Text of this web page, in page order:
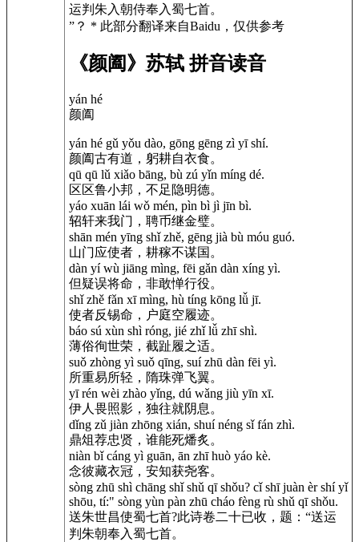
运判朱入朝侍奉入蜀七首。
”？ * 此部分翻译来自Baidu，仅供参考
《颜阖》苏轼 拼音读音
yán hé
颜阖
yán hé gǔ yǒu dào, gōng gēng zì yī shí.
颜阖古有道，躬耕自衣食。
qū qū lǔ xiǎo bāng, bù zú yǐn míng dé.
区区鲁小邦，不足隐明德。
yáo xuān lái wǒ mén, pìn bì jì jīn bì.
轺轩来我门，聘币继金璧。
shān mén yīng shǐ zhě, gēng jià bù móu guó.
山门应使者，耕稼不谋国。
dàn yí wù jiāng mìng, fēi gǎn dàn xíng yì.
但疑误将命，非敢惮行役。
shǐ zhě fǎn xī mìng, hù tíng kōng lǚ jī.
使者反锡命，户庭空履迹。
báo sú xùn shì róng, jié zhǐ lǚ zhī shì.
薄俗徇世荣，截趾履之适。
suǒ zhòng yì suǒ qīng, suí zhū dàn fēi yì.
所重易所轻，隋珠弹飞翼。
yī rén wèi zhào yǐng, dú wǎng jiù yīn xī.
伊人畏照影，独往就阴息。
dǐng zǔ jiàn zhōng xián, shuí néng sǐ fán zhì.
鼎俎荐忠贤，谁能死燔炙。
niàn bǐ cáng yì guān, ān zhī huò yáo kè.
念彼藏衣冠，安知获尧客。
sòng zhū shì chāng shǐ shǔ qī shǒu? cǐ shī juàn èr shí yǐ
shōu, tí:" sòng yùn pàn zhū cháo fèng rù shǔ qī shǒu.
送朱世昌使蜀七首?此诗卷二十已收，题：“送运
判朱朝奉入蜀七首。